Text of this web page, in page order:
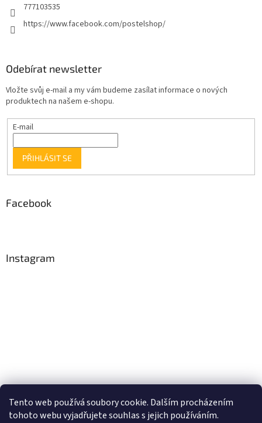
Tento web používá soubory cookie. Dalším procházením
tohoto webu vyjadřujete souhlas s jejich používáním.
777103535
https://www.facebook.com/postelshop/
Odebírat newsletter
Vložte svůj e-mail a my vám budeme zasílat informace o nových
produktech na našem e-shopu.
E-mail
PŘIHLÁSIT SE
Facebook
Instagram
Sledovat na Instagramu